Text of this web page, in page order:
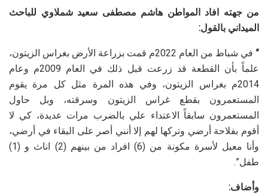
من جهته افاد المواطن هاشم مصطفى سعيد شملاوي للباحث
الميداني بالقول:
”
في شباط من العام 2022م قمت بزراعة الأرض بغراس الزيتون،
علماً بأن القطعة قد زرعت قبل ذلك في العام 2009م وعام
2014م بغراس الزيتون، وفي هذه المرة مثل كل مرة يقوم
المستعمرون بقطع غراس الزيتون وسرقته، وبل حاول
المستعمرون سابقاً الاعتداء علي بالضرب مرات عديدة، كي لا
أقوم بفلاحة أرضي وتركها لهم إلا أنني أصر على البقاء في أرضي،
وأنا معيل لأسرة مكونة من (6) افراد من بينهم (2) اناث و (1)
طفل”.
وأضاف: